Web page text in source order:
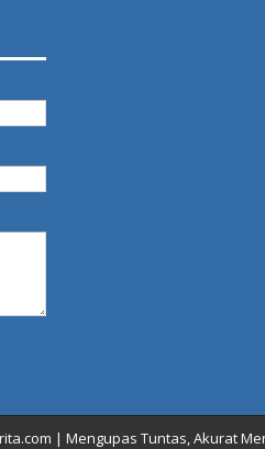
| Mengupas Tuntas, Akurat